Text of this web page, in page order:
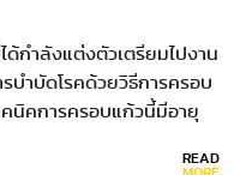
กำลังแต่งตัวเตรียมไปงาน
บำบัดโรคด้วยวิธีการครอบ
นิคการครอบแก้วนี้มีอายุ
READ